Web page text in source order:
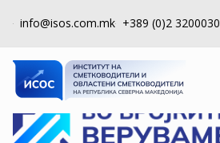
info@isos.com.mk +389 (0)2 3200030
ЗА
НАС
РЕГИСТРИ